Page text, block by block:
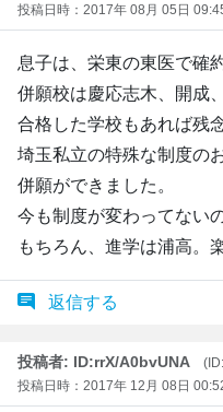
投稿日時：2017年 08月 05日
息子は、栄東の東医で確約
併願校は慶応志木、開成
合格した学校もあれば残
埼玉私立の特殊な制度の
併願ができました。
今も制度が変わってない
もちろん、進学は浦高。
返信する
投稿者: ID:rrX/A0bvUNA
投稿日時：2017年 12月 08日